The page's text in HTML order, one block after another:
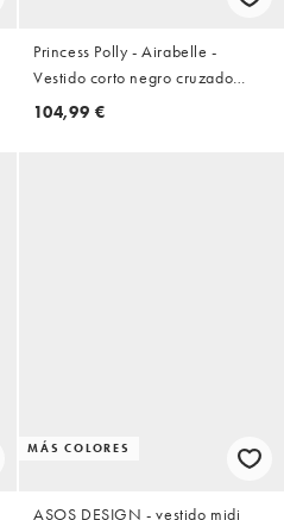
Princess Polly - Airabelle -
Vestido corto negro cruzado
fruncido con detalle de lazada
104,99 €
MÁS COLORES
ASOS DESIGN - vestido midi